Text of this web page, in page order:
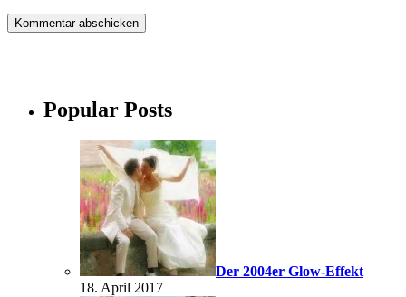
Popular Posts
Der 2004er Glow-Effekt
18. April 2017